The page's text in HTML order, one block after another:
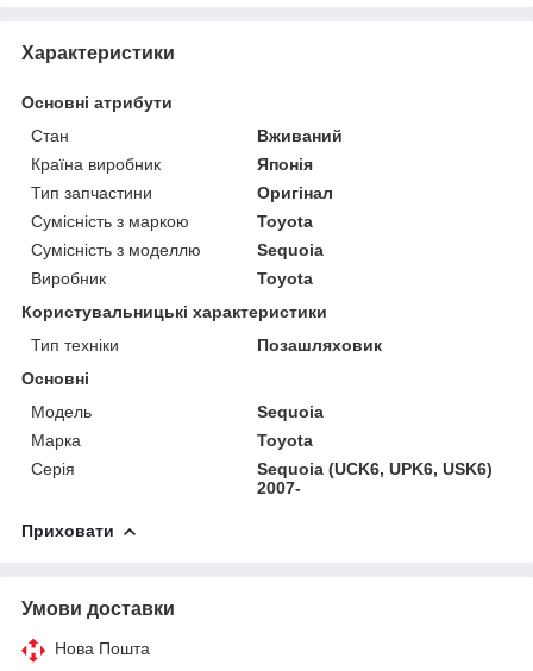
Характеристики
Основні атрибути
Стан
Вживаний
Країна виробник
Японія
Тип запчастини
Оригінал
Сумісність з маркою
Toyota
Сумісність з моделлю
Sequoia
Виробник
Toyota
Користувальницькі характеристики
Тип техніки
Позашляховик
Основні
Модель
Sequoia
Марка
Toyota
Серія
Sequoia (UCK6, UPK6, USK6)
2007-
Приховати
Умови доставки
Нова Пошта